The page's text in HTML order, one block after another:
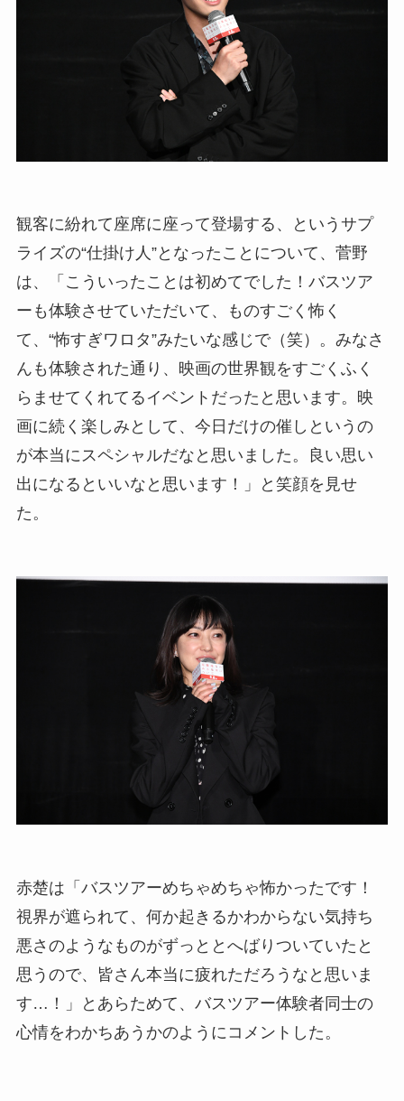
観客に紛れて座席に座って登場する、というサプ
ライズの“仕掛け人”となったことについて、菅野
は、「こういったことは初めてでした！バスツア
ーも体験させていただいて、ものすごく怖く
て、“怖すぎワロタ”みたいな感じで（笑）。みなさ
んも体験された通り、映画の世界観をすごくふく
らませてくれてるイベントだったと思います。映
画に続く楽しみとして、今日だけの催しというの
が本当にスペシャルだなと思いました。良い思い
出になるといいなと思います！」と笑顔を見せ
た。
赤楚は「バスツアーめちゃめちゃ怖かったです！
視界が遮られて、何か起きるかわからない気持ち
悪さのようなものがずっととへばりついていたと
思うので、皆さん本当に疲れただろうなと思いま
す…！」とあらためて、バスツアー体験者同士の
心情をわかちあうかのようにコメントした。